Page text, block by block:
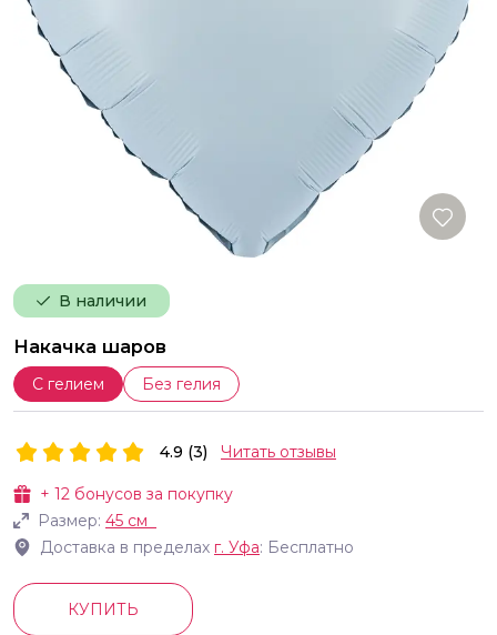
В наличии
Накачка шаров
С гелием Без гелия
+ 12 бонусов за покупку
Размер: 45 см
Доставка в пределах г. Уфа: Бесплатно
4.9 (3) Читать отзывы
КУПИТЬ